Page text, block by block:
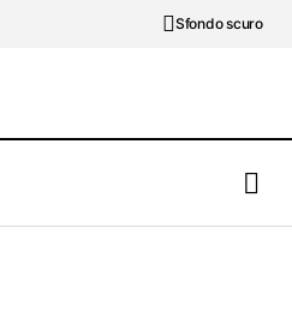
Sfondo scuro